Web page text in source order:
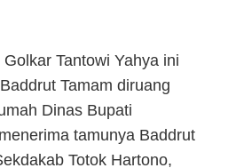
Tantowi Yahya ini
Tamam diruang
Dinas Bupati
tamunya Baddrut
Totok Hartono,